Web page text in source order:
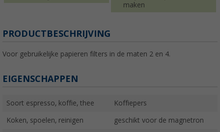
maken
PRODUCTBESCHRIJVING
Voor gebruikelijke papieren filters in de maten 2 en 4.
EIGENSCHAPPEN
Soort espresso, koffie, thee Koffiepers
Koken, spoelen, reinigen geschikt voor de magnetron